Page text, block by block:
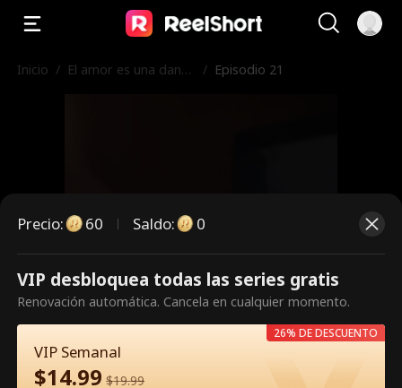
Inicio / El amor es una danza
/ Episodio 21
Es un episodio de pago.
Desbloquéalo para verlo.
Precio: 60 Saldo: 0
VIP desbloquea todas las series gratis
Renovación automática. Cancela en cualquier momento.
VIP Semanal
$14.99 $19.99
26% DE DESCUENTO